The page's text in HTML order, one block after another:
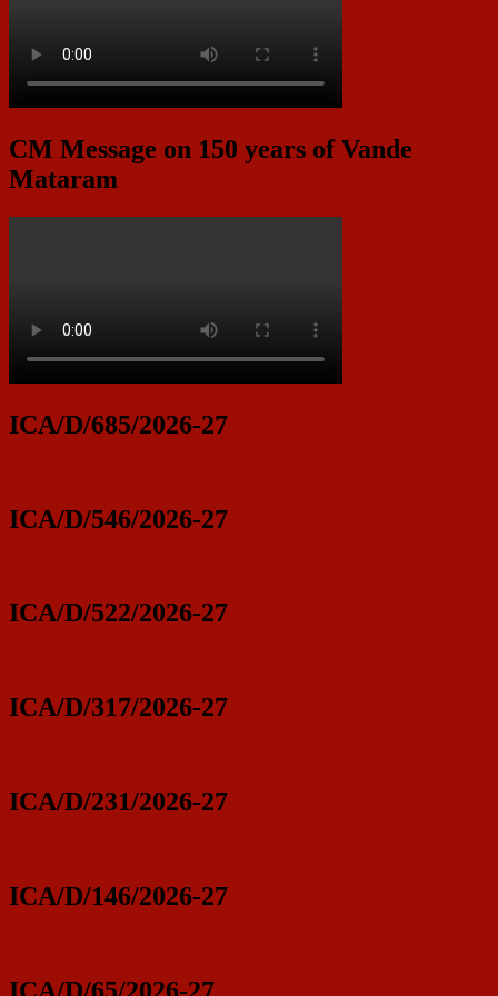
CM Message on 150 years of Vande
Mataram
ICA/D/685/2026-27
ICA/D/546/2026-27
ICA/D/522/2026-27
ICA/D/317/2026-27
ICA/D/231/2026-27
ICA/D/146/2026-27
ICA/D/65/2026-27